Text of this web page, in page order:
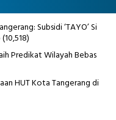
Subsidi ‘TAYO’ Si
(10,518)
Predikat Wilayah Bebas
HUT Kota Tangerang di